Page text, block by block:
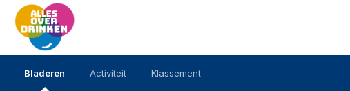
Bladeren Activiteit Klassement